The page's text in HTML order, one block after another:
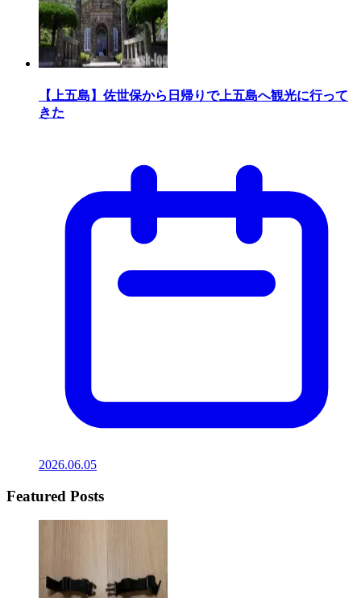
【上五島】佐世保から日帰りで上五島へ観光に行って
きた
2026.06.05
Featured Posts